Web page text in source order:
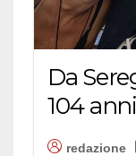
Da
104 anni
redazione